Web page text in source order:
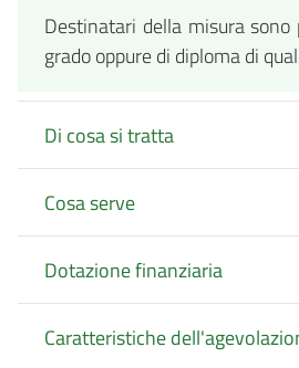
Destinatari della misura
grado oppure di diploma di
Di cosa si tratta
Cosa serve
Dotazione finanziaria
Caratteristiche